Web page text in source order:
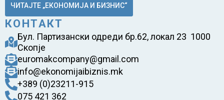
ЧИТАЈТЕ „ЕКОНОМИЈА И БИЗНИС“
КОНТАКТ
Бул. Партизански одреди бр.62, локал 23 1000
Скопје
euromakcompany@gmail.com
info@ekonomijaibiznis.mk
+389 (0)23211-915
075 421 362